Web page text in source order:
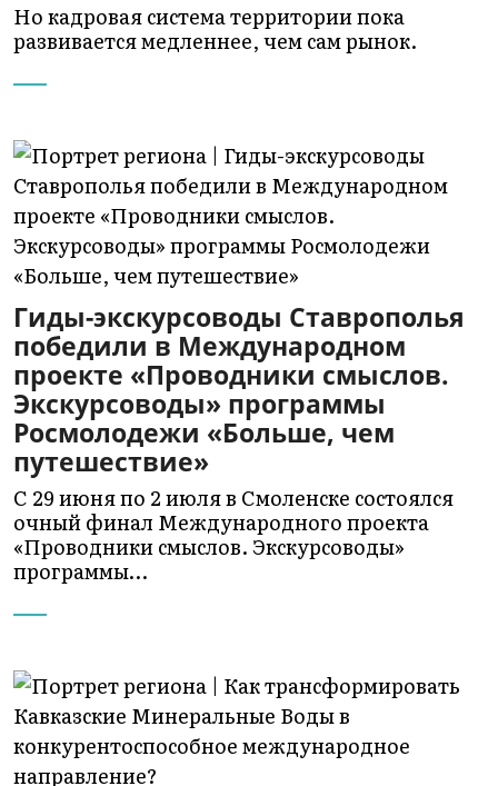
Но кадровая система территории пока
развивается медленнее, чем сам рынок.
Гиды-экскурсоводы Ставрополья
победили в Международном
проекте «Проводники смыслов.
Экскурсоводы» программы
Росмолодежи «Больше, чем
путешествие»
С 29 июня по 2 июля в Смоленске состоялся
очный финал Международного проекта
«Проводники смыслов. Экскурсоводы»
программы…